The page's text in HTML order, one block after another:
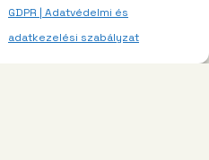
GDPR | Adatvédelmi és
adatkezelési szabályzat